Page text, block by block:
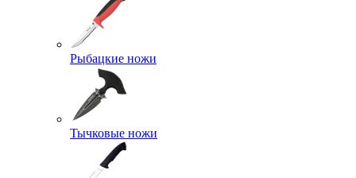
Рыбацкие ножи
Тычковые ножи